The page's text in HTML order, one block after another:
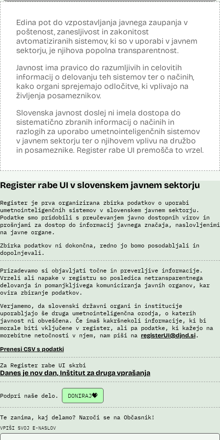
Sistem uporablja sledeče vire podatkov: Evidenca potnikov,
prijavljenih na let, Evidenca potnikov iz sistema rezervacij letalskih
vozovnic, Evidence policije, Schengenskega informacijskega sistema,
Interpola.
Brošura 60 let informacijsko telekomunikacijskega sistema policije
Odgovor na zahtevek za informacije javnega značaja
Pogodba za izdelavo sistema E-vinjeta
Ocena učinka na osebne podatke
Potek procesa nadzora E-vinjet
Analiza učinka na osebne podatke opravljena:
Posodobljeno: 3. december 2024
S pomočjo sistema policija ugotavlja identiteto in registrira ilegalne
zavrnitve vstopa. S sistemom zajemajo izjave tujcev, njihove listine,
obrazne fotografije v času postopka ter prstne odtise. Sistem
podatke preverja v bazah podatkov policije (evidence prekrškov in
evidence dogodkov), evidenci iskanih oseb, Schengenskem
informacijskem sistemu, Vizumskem informacijskem sistemu in bazah
S sistemom AFIS (Automated Fingerprint Identification System /
Sistem za avtomatizirano identifikacijo prstnih odtisov), ki temelji na
uporabi algoritmov za izdelavo in iskanje biometričnih razpoznavnih
znakov, je omogočena primerjava in iskanje prstnih odtisov.
Brošura 60 let informacijsko telekomunikacijskega sistema policije
Odgovor na zahtevo za dostop do informacij javnega značaja
Edina pot do vzpostavljanja javnega zaupanja v
poštenost, zanesljivost in zakonitost
avtomatiziranih sistemov, ki so v uporabi v javnem
sektorju, je njihova popolna transparentnost.
Javnost ima pravico do razumljivih in celovitih
informacij o delovanju teh sistemov ter o načinih,
kako organi sprejemajo odločitve, ki vplivajo na
življenja posameznikov.
Slovenska javnost doslej ni imela dostopa do
sistematično zbranih informacij o načinih in
razlogih za uporabo umetnointeligenčnih sistemov
v javnem sektorju ter o njihovem vplivu na družbo
in posameznike. Register rabe UI premošča to vrzel.
Register rabe UI v slovenskem javnem sektorju
Register je prva organizirana zbirka podatkov o uporabi
umetnointeligenčnih sistemov v slovenskem javnem sektorju.
Podatke smo pridobili s preučevanjem javno dostopnih virov in
prošnjami za dostop do informacij javnega značaja, naslovljenimi
na javne organe.
Zbirka podatkov ni dokončna, redno jo bomo posodabljali in
dopolnjevali.
Prizadevamo si objavljati točne in preverljive informacije.
Vrzeli ali napake v registru so posledica netransparentnega
delovanja in pomanjkljivega komuniciranja javnih organov, kar
ovira zbiranje podatkov.
Verjamemo, da slovenski državni organi in institucije
uporabljajo še druga umetnointeligenčna orodja, o katerih
javnost ni obveščena. Če imaš kakršnekoli informacije, ki bi
morale biti vključene v register, ali pa podatke, ki kažejo na
morebitne netočnosti v njem, nam piši na registerUI@djnd.si.
Prenesi CSV s podatki
Za Register rabe UI skrbi
Danes je nov dan, Inštitut za druga vprašanja
Podpri naše delo. DONIRAJ
Te zanima, kaj delamo? Naroči se na Občasnik!
VPIŠI SVOJ E-NASLOV